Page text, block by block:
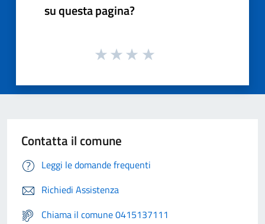
su questa pagina?
Contatta il comune
Leggi le domande frequenti
Richiedi Assistenza
Chiama il comune 0415137111